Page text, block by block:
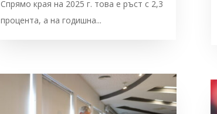
Спрямо края на 2025 г. това е ръст с 2,3
процента, а на годишна...